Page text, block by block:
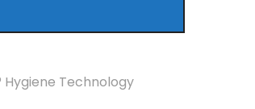
Hygiene Technology